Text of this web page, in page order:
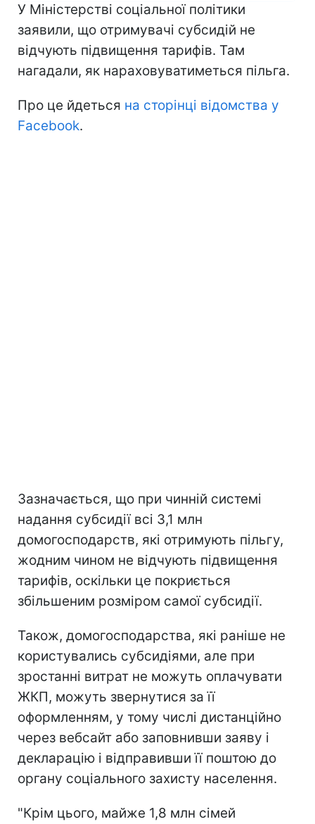
У Міністерстві соціальної політики
заявили, що отримувачі субсидій не
відчують підвищення тарифів. Там
нагадали, як нараховуватиметься пільга.
Про це йдеться на сторінці відомства у
Facebook.
Зазначається, що при чинній системі
надання субсидії всі 3,1 млн
домогосподарств, які отримують пільгу,
жодним чином не відчують підвищення
тарифів, оскільки це покриється
збільшеним розміром самої субсидії.
Також, домогосподарства, які раніше не
користувались субсидіями, але при
зростанні витрат не можуть оплачувати
ЖКП, можуть звернутися за її
оформленням, у тому числі дистанційно
через вебсайт або заповнивши заяву і
декларацію і відправивши її поштою до
органу соціального захисту населення.
"Крім цього, майже 1,8 млн сімей